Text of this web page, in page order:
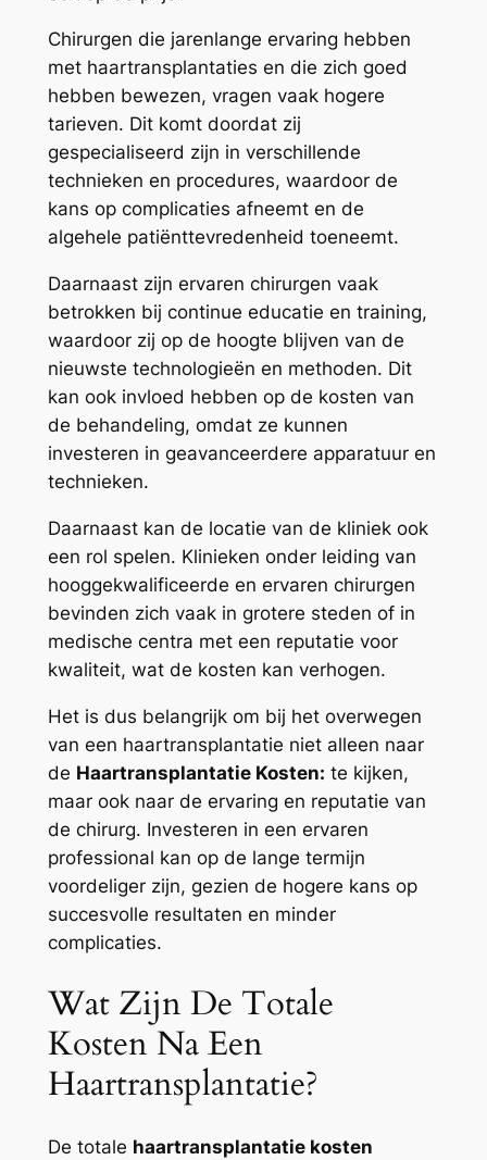
Chirurgen die jarenlange ervaring hebben
met haartransplantaties en die zich goed
hebben bewezen, vragen vaak hogere
tarieven. Dit komt doordat zij
gespecialiseerd zijn in verschillende
technieken en procedures, waardoor de
kans op complicaties afneemt en de
algehele patiënttevredenheid toeneemt.
Daarnaast zijn ervaren chirurgen vaak
betrokken bij continue educatie en training,
waardoor zij op de hoogte blijven van de
nieuwste technologieën en methoden. Dit
kan ook invloed hebben op de kosten van
de behandeling, omdat ze kunnen
investeren in geavanceerdere apparatuur en
technieken.
Daarnaast kan de locatie van de kliniek ook
een rol spelen. Klinieken onder leiding van
hooggekwalificeerde en ervaren chirurgen
bevinden zich vaak in grotere steden of in
medische centra met een reputatie voor
kwaliteit, wat de kosten kan verhogen.
Het is dus belangrijk om bij het overwegen
van een haartransplantatie niet alleen naar
de Haartransplantatie Kosten: te kijken,
maar ook naar de ervaring en reputatie van
de chirurg. Investeren in een ervaren
professional kan op de lange termijn
voordeliger zijn, gezien de hogere kans op
succesvolle resultaten en minder
complicaties.
Wat Zijn De Totale
Kosten Na Een
Haartransplantatie?
De totale haartransplantatie kosten